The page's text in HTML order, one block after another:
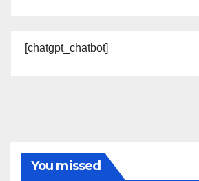
[chatgpt_chatbot]
You missed